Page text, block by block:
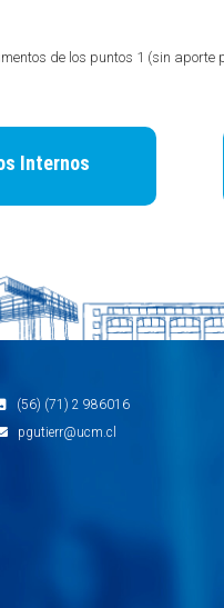
de los puntos 1 (sin aporte
Internos
(56) (71) 2 986016
pgutierr@ucm.cl